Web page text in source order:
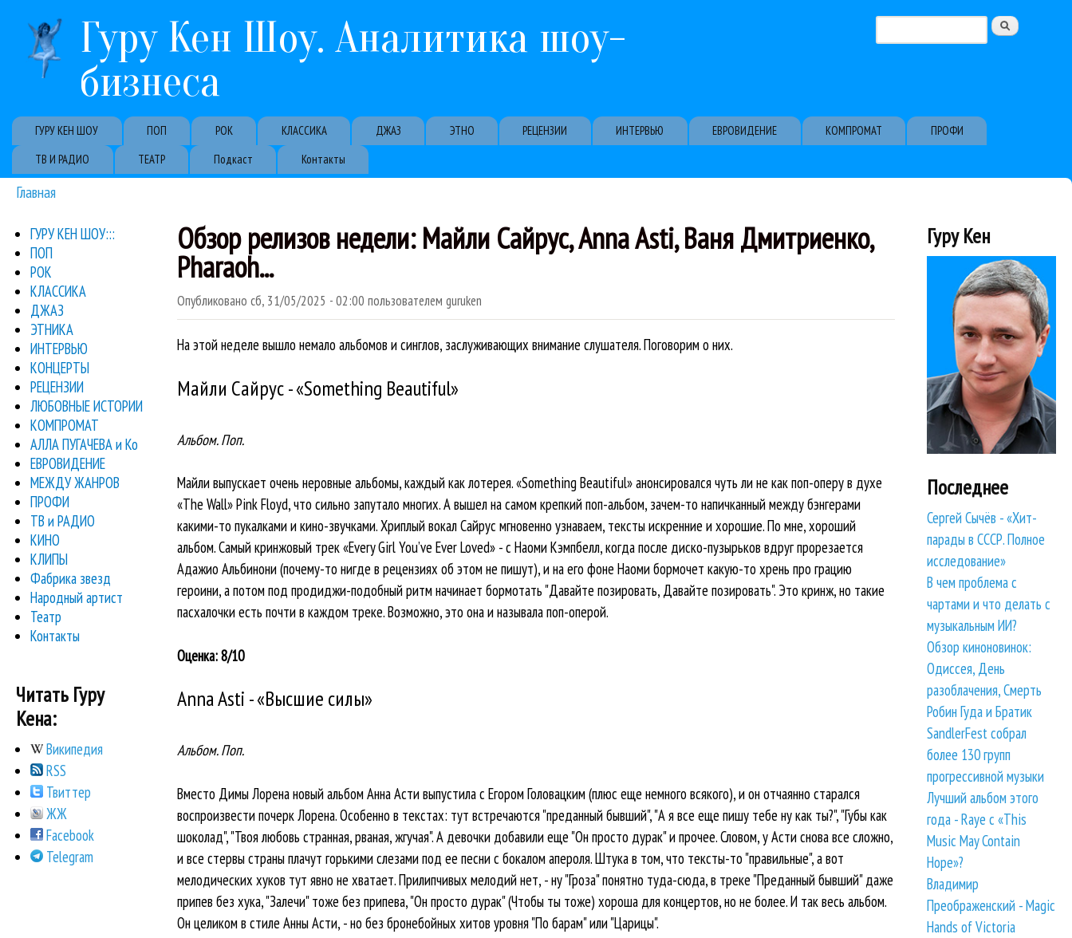
Гуру Кен Шоу. Аналитика шоу-
бизнеса
Форма поиска
Primary links
ГУРУ КЕН ШОУ ПОП РОК КЛАССИКА ДЖАЗ ЭТНО РЕЦЕНЗИИ ИНТЕРВЬЮ ЕВРОВИДЕНИЕ КОМПРОМАТ
ПРОФИ
ТВ И РАДИО
ТЕАТР Подкаст Контакты
Вы здесь
Главная
Обзор релизов недели: Майли Сайрус, Anna Asti, Ваня Дмитриенко,
Pharaoh...
Опубликовано сб, 31/05/2025 - 02:00 пользователем guruken
На этой неделе вышло немало альбомов и синглов, заслуживающих внимание слушателя. Поговорим о них.
Майли Сайрус - «Something Beautiful»
Альбом. Поп.
Майли выпускает очень неровные альбомы, каждый как лотерея. «Something Beautiful» анонсировался чуть ли не как поп-оперу в духе
«The Wall» Pink Floyd, что сильно запутало многих. А вышел на самом крепкий поп-альбом, зачем-то напичканный между бэнгерами
какими-то пукалками и кино-звучками. Хриплый вокал Сайрус мгновенно узнаваем, тексты искренние и хорошие. По мне, хороший
альбом. Самый кринжовый трек «Every Girl You’ve Ever Loved» - с Наоми Кэмпбелл, когда после диско-пузырьков вдруг прорезается
Адажио Альбинони (почему-то нигде в рецензиях об этом не пишут), и на его фоне Наоми бормочет какую-то хрень про грацию
героини, а потом под продиджи-подобный ритм начинает бормотать "Давайте позировать, Давайте позировать". Это кринж, но такие
пасхалочки есть почти в каждом треке. Возможно, это она и называла поп-оперой.
Оценка: 8/10
Anna Asti - «Высшие силы»
Альбом. Поп.
Вместо Димы Лорена новый альбом Анна Асти выпустила с Егором Головацким (плюс еще немного всякого), и он отчаянно старался
воспроизвести почерк Лорена. Особенно в текстах: тут встречаются "преданный бывший", "А я все еще пишу тебе ну как ты?", "Губы как
шоколад", "Твоя любовь странная, рваная, жгучая". А девочки добавили еще "Он просто дурак" и прочее. Словом, у Асти снова все сложно,
и все стервы страны плачут горькими слезами под ее песни с бокалом апероля. Штука в том, что тексты-то "правильные", а вот
мелодических хуков тут явно не хватает. Прилипчивых мелодий нет, - ну "Гроза" понятно туда-сюда, в треке "Преданный бывший" даже
припев без хука, "Залечи" тоже без припева, "Он просто дурак" (Чтобы ты тоже) хороша для концертов, но не более. И так весь альбом.
Он целиком в стиле Анны Асти, - но без бронебойных хитов уровня "По барам" или "Царицы".
ГУРУ КЕН ШОУ:::
ПОП
РОК
КЛАССИКА
ДЖАЗ
ЭТНИКА
ИНТЕРВЬЮ
КОНЦЕРТЫ
РЕЦЕНЗИИ
ЛЮБОВНЫЕ ИСТОРИИ
КОМПРОМАТ
АЛЛА ПУГАЧЕВА и Ко
ЕВРОВИДЕНИЕ
МЕЖДУ ЖАНРОВ
ПРОФИ
ТВ и РАДИО
КИНО
КЛИПЫ
Фабрика звезд
Народный артист
Театр
Контакты
Читать Гуру
Кена:
Википедия
RSS
Твиттер
ЖЖ
Facebook
Telegram
Гуру Кен
Последнее
Сергей Сычёв - «Хит-
парады в СССР. Полное
исследование»
В чем проблема с
чартами и что делать с
музыкальным ИИ?
Обзор киноновинок:
Одиссея, День
разоблачения, Смерть
Робин Гуда и Братик
SandlerFest собрал
более 130 групп
прогрессивной музыки
Лучший альбом этого
года - Raye с «This
Music May Contain
Hope»?
Владимир
Преображенский - Magic
Hands of Victoria